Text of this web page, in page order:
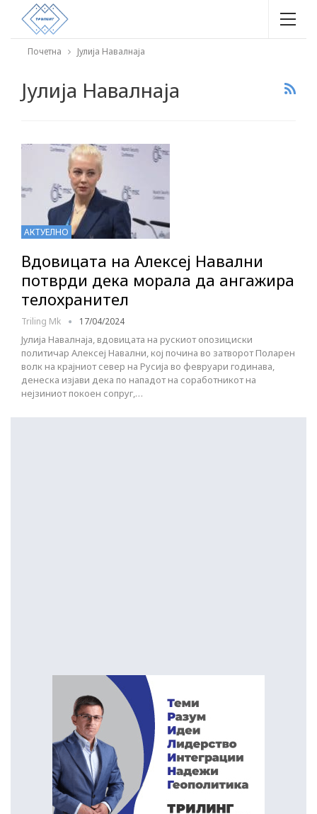
Почетна Јулија Навалнаја
Јулија Навалнаја
АКТУЕЛНО
Вдовицата на Алексеј Навални
потврди дека морала да ангажира
телохранител
Triling Mk 17/04/2024
Јулија Навалнаја, вдовицата на рускиот опозициски
политичар Алексеј Навални, кој почина во затворот Поларен
волк на крајниот север на Русија во февруари годинава,
денеска изјави дека по нападот на соработникот на
нејзиниот покоен сопруг,…